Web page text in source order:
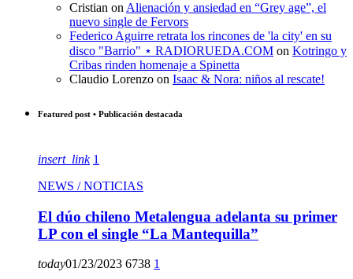
Cristian on Alienación y ansiedad en “Grey age”, el
nuevo single de Fervors
Federico Aguirre retrata los rincones de 'la city' en su
disco "Barrio" ⋆ RADIORUEDA.COM on Kotringo y
Cribas rinden homenaje a Spinetta
Claudio Lorenzo on Isaac & Nora: niños al rescate!
Featured post • Publicación destacada
insert_link 1
NEWS / NOTICIAS
El dúo chileno Metalengua adelanta su primer
LP con el single “La Mantequilla”
today01/23/2023 6738 1